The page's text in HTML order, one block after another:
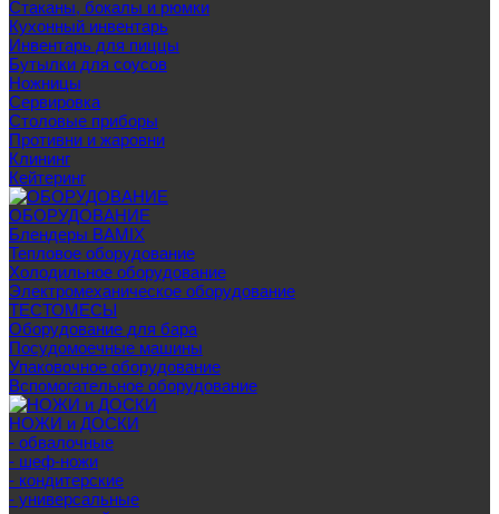
Стаканы, бокалы и рюмки
Кухонный инвентарь
Инвентарь для пиццы
Бутылки для соусов
Ножницы
Сервировка
Столовые приборы
Противни и жаровни
Клининг
Кейтеринг
ОБОРУДОВАНИЕ
Блендеры BAMIX
Тепловое оборудование
Холодильное оборудование
Электромеханическое оборудование
ТЕСТОМЕСЫ
Оборудование для бара
Посудомоечные машины
Упаковочное оборудование
Вспомогательное оборудование
НОЖИ и ДОСКИ
- обвалочные
- шеф-ножи
- кондитерские
- универсальные